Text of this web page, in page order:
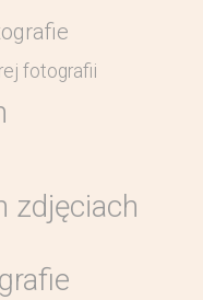
fotografii
zdjęciach